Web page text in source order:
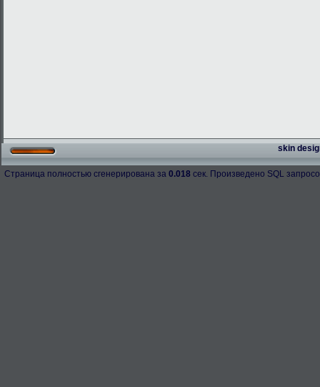
skin
Страница полностью сгенерирована за 0.018 сек. Произведено SQL